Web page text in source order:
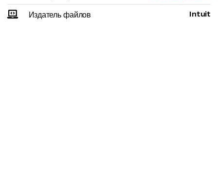
Издатель файлов Intuit